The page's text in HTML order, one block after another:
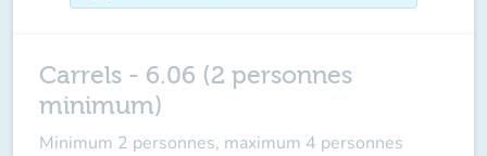
Carrels - 6.06 (2 personnes
minimum)
Minimum 2 personnes, maximum 4 personnes